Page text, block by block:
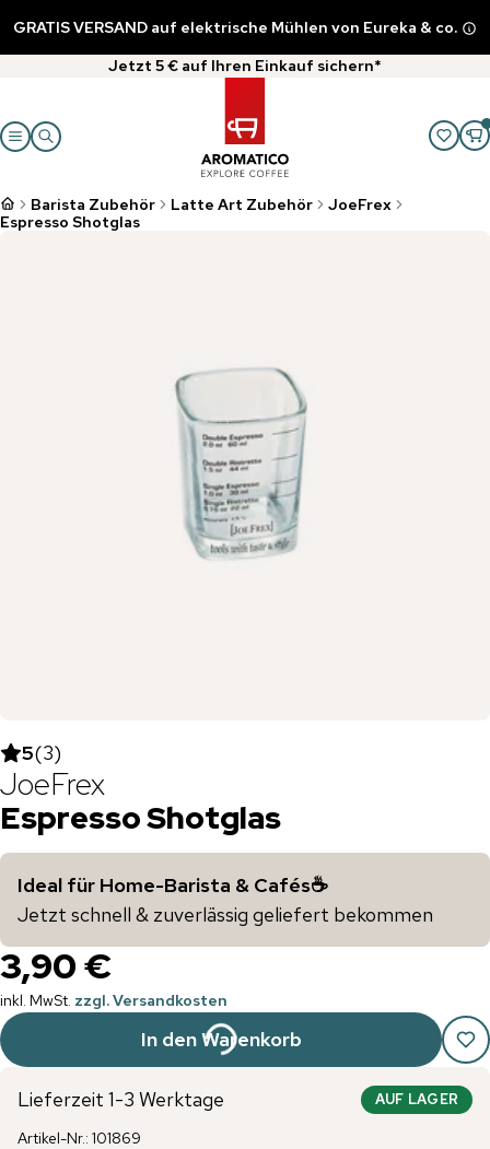
GRATIS VERSAND auf elektrische Mühlen von Eureka & co.
Jetzt 5 € auf Ihren Einkauf sichern*
Barista Zubehör Latte Art Zubehör
JoeFrex
Espresso Shotglas
5(3)
JoeFrex
Espresso Shotglas
Ideal für Home-Barista & Cafés☕️
Jetzt schnell & zuverlässig geliefert bekommen
3,90 €
inkl. MwSt. zzgl. Versandkosten
In den Warenkorb
Lieferzeit 1-3 Werktage AUF LAGER
Artikel-Nr.: 101869